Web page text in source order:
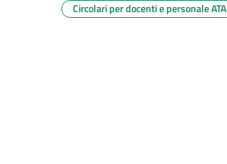
Circolari per docenti e personale ATA